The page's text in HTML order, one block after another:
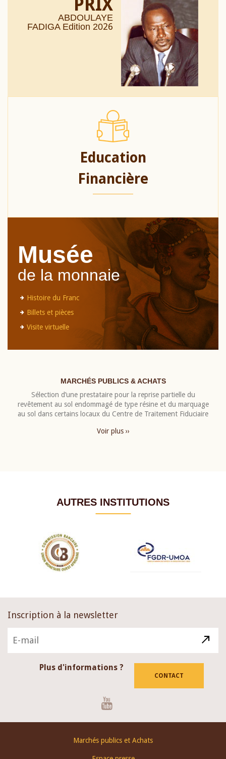
PRIX
ABDOULAYE
FADIGA Edition 2026
Education
Financière
Musée
de la monnaie
Histoire du Franc
Billets et pièces
Visite virtuelle
MARCHÉS PUBLICS & ACHATS
Sélection d’une prestataire pour la reprise partielle du
revêtement au sol endommagé de type résine et du marquage
au sol dans certains locaux du Centre de Traitement Fiduciaire
Voir plus ››
AUTRES INSTITUTIONS
Inscription à la newsletter
Plus d'informations ?
CONTACT
Marchés publics et Achats